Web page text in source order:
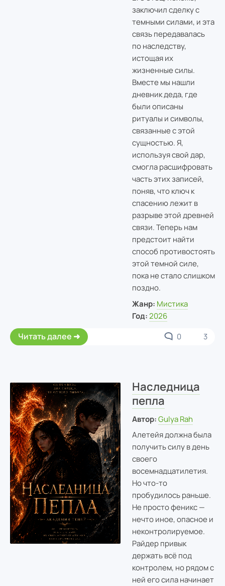
заключил сделку с
темными силами, и эта
связь передавалась
по наследству,
истощая их
жизненные силы.
Вместе мы нашли
дневник деда, где
были описаны
ритуалы и символы,
связанные с этой
сущностью. Я,
используя свой дар,
смогла расшифровать
часть этих записей,
поняв, что ключ к
спасению лежит в
разрыве этой древней
связи. Теперь нам
предстоит найти
способ противостоять
этой темной силе,
пока не стало слишком
поздно.
Жанр: Мистика
Год: 2026
Читать далее 0 3
Наследница
пепла
Автор: Gulya Rah
Алетейя должна была
получить силу в день
своего
восемнадцатилетия.
Но что-то
пробудилось раньше.
Не просто феникс —
нечто иное, опасное и
неконтролируемое.
Райдер привык
держать всё под
контролем, но рядом с
ней его сила начинает